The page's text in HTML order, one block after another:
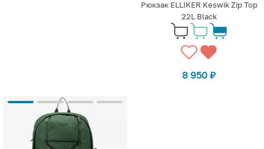
Рюкзак ELLIKER Keswik Zip Top
22L Black
8 950 ₽